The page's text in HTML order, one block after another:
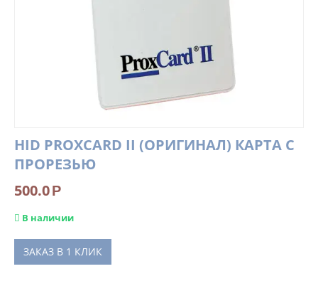
HID PROXCARD II (ОРИГИНАЛ) КАРТА С
ПРОРЕЗЬЮ
500.0Р
В наличии
ЗАКАЗ В 1 КЛИК